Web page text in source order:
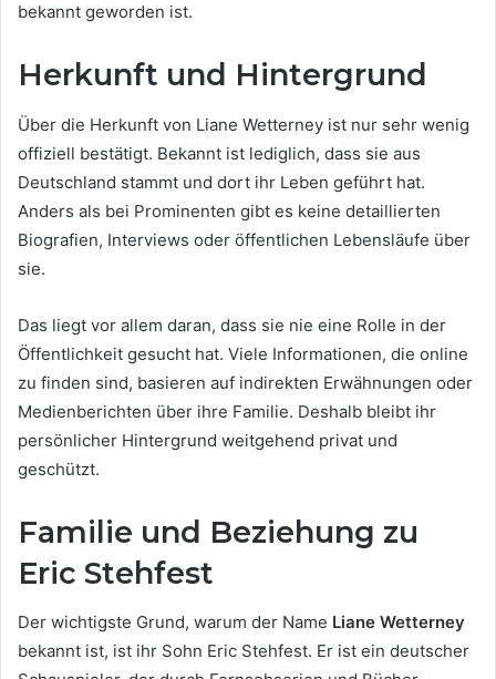
bekannt geworden ist.
Herkunft und Hintergrund
Über die Herkunft von Liane Wetterney ist nur sehr wenig
offiziell bestätigt. Bekannt ist lediglich, dass sie aus
Deutschland stammt und dort ihr Leben geführt hat.
Anders als bei Prominenten gibt es keine detaillierten
Biografien, Interviews oder öffentlichen Lebensläufe über
sie.
Das liegt vor allem daran, dass sie nie eine Rolle in der
Öffentlichkeit gesucht hat. Viele Informationen, die online
zu finden sind, basieren auf indirekten Erwähnungen oder
Medienberichten über ihre Familie. Deshalb bleibt ihr
persönlicher Hintergrund weitgehend privat und
geschützt.
Familie und Beziehung zu
Eric Stehfest
Der wichtigste Grund, warum der Name Liane Wetterney
bekannt ist, ist ihr Sohn Eric Stehfest. Er ist ein deutscher